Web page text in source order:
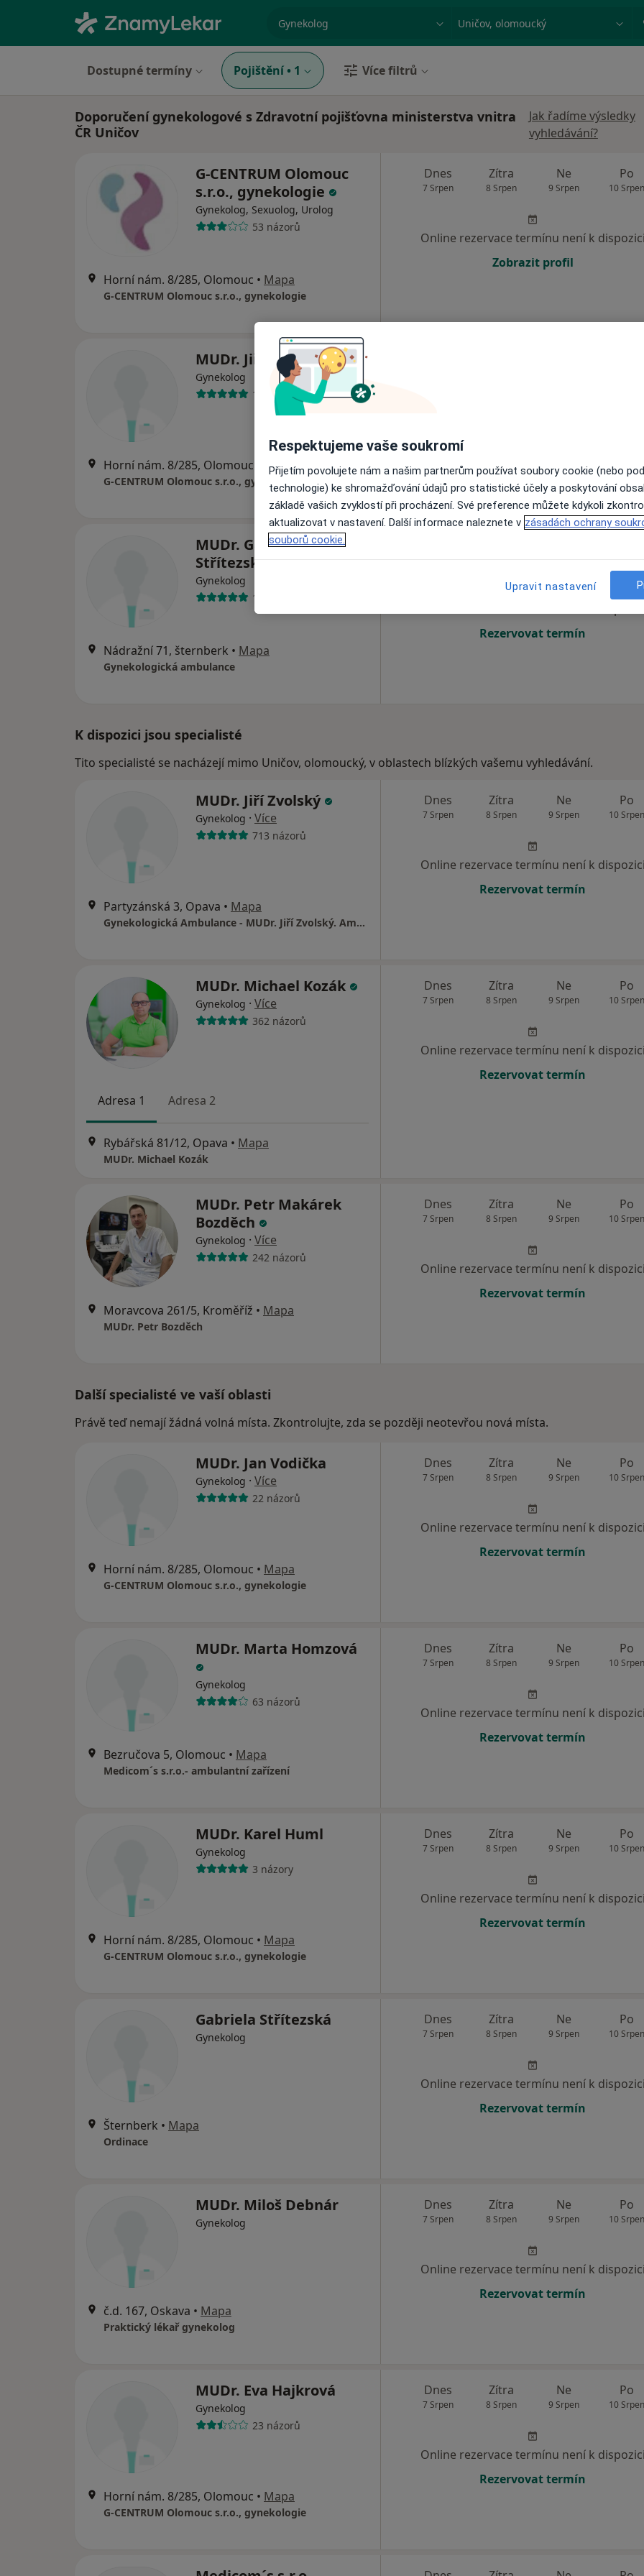
Město nebo region
Dostupné termíny Pojištění • 1 Více filtrů
Doporučení gynekologové s Zdravotní pojišťovna ministerstva vnitra
ČR Uničov
Jak řadíme výsledky
vyhledávání?
G-CENTRUM Olomouc
s.r.o., gynekologie
Gynekolog, Sexuolog, Urolog
53 názorů
Horní nám. 8/285, Olomouc • Mapa
G-CENTRUM Olomouc s.r.o., gynekologie
Dnes
7 Srpen
Zítra
8 Srpen
Ne
9 Srpen
Po
10 Srpen
Online rezervace termínu není k dispozici
Zobrazit profil
MUDr. Jiří Novák
Gynekolog
17 názorů
Horní nám. 8/285, Olomouc Mapa
G-CENTRUM Olomouc s.r.o., gynekologie
MUDr. Gabriela
Střítezská
Gynekolog
14 názorů
Nádražní 71, šternberk • Mapa
Gynekologická ambulance
Rezervovat termín
K dispozici jsou specialisté
Tito specialisté se nacházejí mimo Uničov, olomoucký, v oblastech blízkých vašemu vyhledávání.
MUDr. Jiří Zvolský
Gynekolog · Více
713 názorů
Partyzánská 3, Opava • Mapa
Gynekologická Ambulance - MUDr. Jiří Zvolský. Ambulance se nachází v 1.patře zdravotního střediska "KATKA"
Dnes
7 Srpen
Zítra
8 Srpen
Ne
9 Srpen
Po
10 Srpen
Online rezervace termínu není k dispozici
Rezervovat termín
MUDr. Michael Kozák
Gynekolog · Více
362 názorů
Adresa 1 Adresa 2
Rybářská 81/12, Opava • Mapa
MUDr. Michael Kozák
Dnes
7 Srpen
Zítra
8 Srpen
Ne
9 Srpen
Po
10 Srpen
Online rezervace termínu není k dispozici
Rezervovat termín
MUDr. Petr Makárek
Bozděch
Gynekolog · Více
242 názorů
Moravcova 261/5, Kroměříž • Mapa
MUDr. Petr Bozděch
Dnes
7 Srpen
Zítra
8 Srpen
Ne
9 Srpen
Po
10 Srpen
Online rezervace termínu není k dispozici
Rezervovat termín
Další specialisté ve vaší oblasti
Právě teď nemají žádná volná místa. Zkontrolujte, zda se později neotevřou nová místa.
MUDr. Jan Vodička
Gynekolog · Více
22 názorů
Horní nám. 8/285, Olomouc • Mapa
G-CENTRUM Olomouc s.r.o., gynekologie
Dnes
7 Srpen
Zítra
8 Srpen
Ne
9 Srpen
Po
10 Srpen
Online rezervace termínu není k dispozici
Rezervovat termín
MUDr. Marta Homzová
Gynekolog
63 názorů
Bezručova 5, Olomouc • Mapa
Medicom´s s.r.o.- ambulantní zařízení
Dnes
7 Srpen
Zítra
8 Srpen
Ne
9 Srpen
Po
10 Srpen
Online rezervace termínu není k dispozici
Rezervovat termín
MUDr. Karel Huml
Gynekolog
3 názory
Horní nám. 8/285, Olomouc • Mapa
G-CENTRUM Olomouc s.r.o., gynekologie
Dnes
7 Srpen
Zítra
8 Srpen
Ne
9 Srpen
Po
10 Srpen
Online rezervace termínu není k dispozici
Rezervovat termín
Gabriela Střítezská
Gynekolog
Šternberk • Mapa
Ordinace
Dnes
7 Srpen
Zítra
8 Srpen
Ne
9 Srpen
Po
10 Srpen
Online rezervace termínu není k dispozici
Rezervovat termín
MUDr. Miloš Debnár
Gynekolog
č.d. 167, Oskava • Mapa
Praktický lékař gynekolog
Dnes
7 Srpen
Zítra
8 Srpen
Ne
9 Srpen
Po
10 Srpen
Online rezervace termínu není k dispozici
Rezervovat termín
MUDr. Eva Hajkrová
Gynekolog
23 názorů
Horní nám. 8/285, Olomouc • Mapa
G-CENTRUM Olomouc s.r.o., gynekologie
Dnes
7 Srpen
Zítra
8 Srpen
Ne
9 Srpen
Po
10 Srpen
Online rezervace termínu není k dispozici
Rezervovat termín
Respektujeme vaše soukromí
Přijetím povolujete nám a našim partnerům používat soubory cookie (nebo
technologie) ke shromažďování údajů pro statistické účely a poskytování
základě vašich zvyklostí při procházení. Své preference můžete kdykoli
aktualizovat v nastavení. Další informace naleznete v zásadách ochrany
souborů cookie.
Upravit nastavení